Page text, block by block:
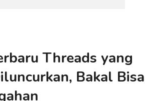
Threads yang
Bakal Bisa